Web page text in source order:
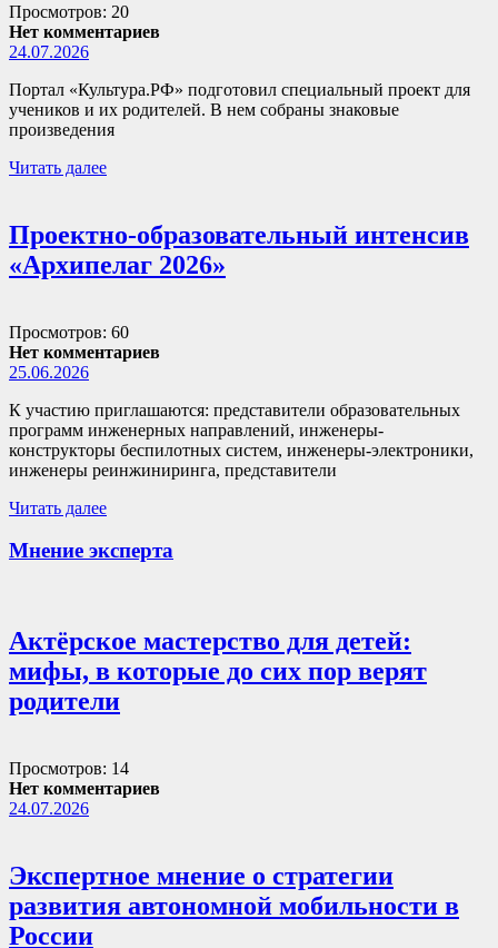
Просмотров: 20
Нет комментариев
24.07.2026
Портал «Культура.РФ» подготовил специальный проект для
учеников и их родителей. В нем собраны знаковые
произведения
Читать далее
Проектно-образовательный интенсив
«Архипелаг 2026»
Просмотров: 60
Нет комментариев
25.06.2026
К участию приглашаются: представители образовательных
программ инженерных направлений, инженеры-
конструкторы беспилотных систем, инженеры-электроники,
инженеры реинжиниринга, представители
Читать далее
Мнение эксперта
Актёрское мастерство для детей:
мифы, в которые до сих пор верят
родители
Просмотров: 14
Нет комментариев
24.07.2026
Экспертное мнение о стратегии
развития автономной мобильности в
России